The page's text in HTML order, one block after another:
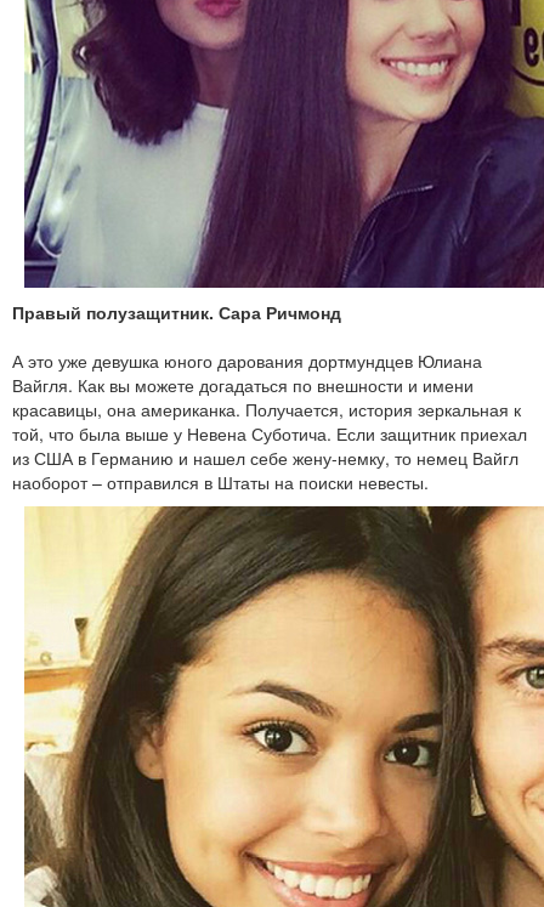
Правый полузащитник. Сара Ричмонд
А это уже девушка юного дарования дортмундцев Юлиана
Вайгля. Как вы можете догадаться по внешности и имени
красавицы, она американка. Получается, история зеркальная к
той, что была выше у Невена Суботича. Если защитник приехал
из США в Германию и нашел себе жену-немку, то немец Вайгл
наоборот – отправился в Штаты на поиски невесты.